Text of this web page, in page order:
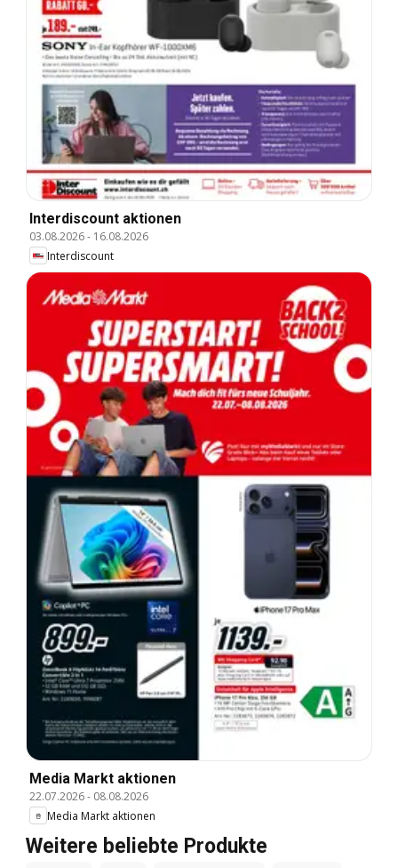
Interdiscount aktionen
03.08.2026- 16.08.2026
Interdiscount
Media Markt aktionen
22.07.2026- 08.08.2026
Media Markt aktionen
Weitere beliebte Produkte